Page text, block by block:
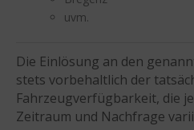
uvm.
Die Einlösung an den
stets vorbehaltlich der
Fahrzeugverfügbarkeit, die
Zeitraum und Nachfrage